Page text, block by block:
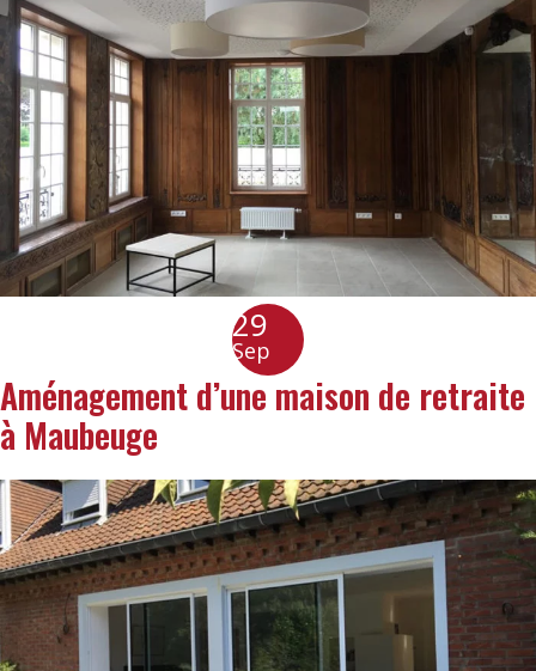
29
Sep
Aménagement d’une maison de retraite
à Maubeuge